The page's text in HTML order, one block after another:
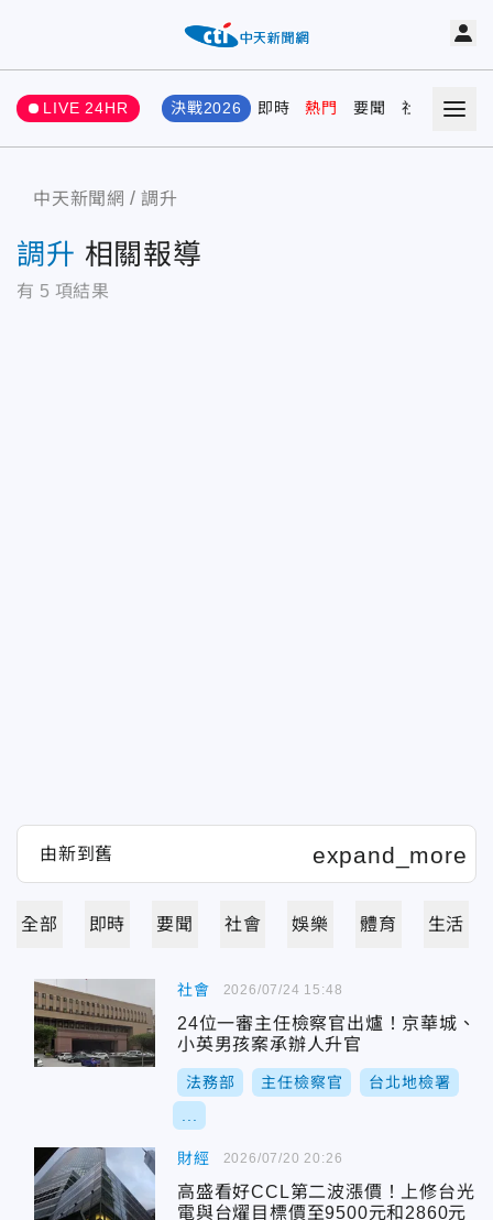
LIVE 24HR 決戰2026 即時 熱門 要聞 社會 娛樂
中天新聞網 調升
調升 相關報導
有 5 項結果
全部 即時 要聞 社會 娛樂 體育 生活
社會
24位一審主任檢察官出爐！京華城、
小英男孩案承辦人升官
法務部 主任檢察官 台北地檢署
2026/07/24 15:48
財經
高盛看好CCL第二波漲價！上修台光
電與台燿目標價至9500元和2860元
2026/07/20 20:26